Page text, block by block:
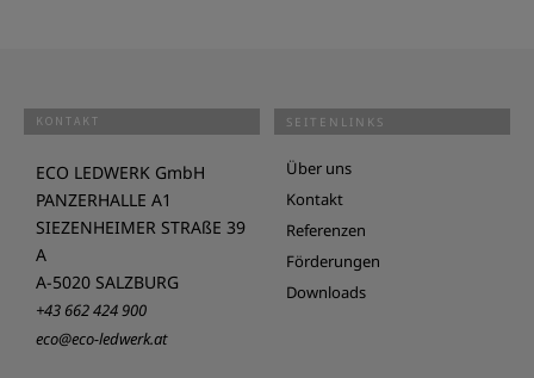
KONTAKT
ECO LEDWERK GmbH
PANZERHALLE A1
SIEZENHEIMER STRAßE 39
A
A-5020 SALZBURG
+43 662 424 900
eco@eco-ledwerk.at
SEITENLINKS
Über uns
Kontakt
Referenzen
Förderungen
Downloads